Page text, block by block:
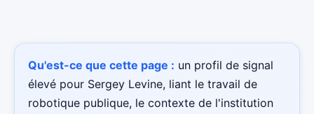
Qu'est-ce que cette page : un profil de signal
élevé pour Sergey Levine, liant le travail de
robotique publique, le contexte de l'institution